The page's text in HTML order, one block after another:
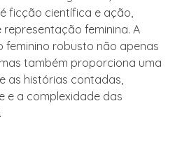
ficção científica e ação,
feminina. A
feminino robusto não apenas
também proporciona uma
as histórias contadas,
e a complexidade das